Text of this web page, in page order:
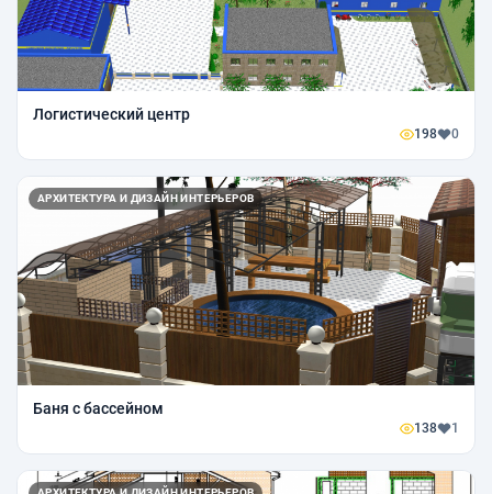
Логистический центр
198 0
АРХИТЕКТУРА И ДИЗАЙН ИНТЕРЬЕРОВ
Баня с бассейном
138 1